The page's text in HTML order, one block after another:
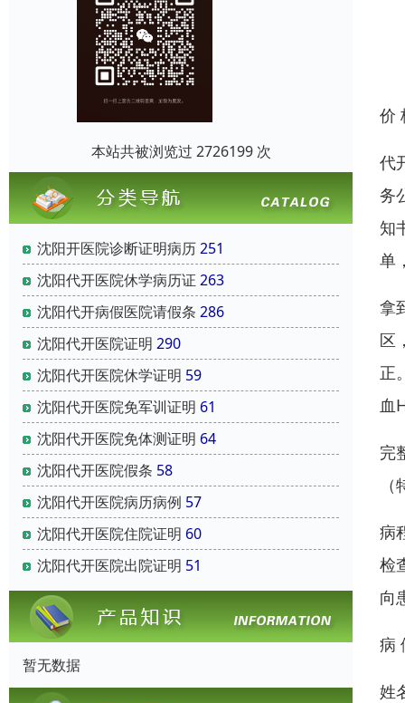
本站共被浏览过 2726199 次
沈阳开医院诊断证明病历251
沈阳代开医院休学病历证 263
沈阳代开病假医院请假条 286
沈阳代开医院证明 290
沈阳代开医院休学证明 59
沈阳代开医院免军训证明 61
沈阳代开医院免体测证明 64
沈阳代开医院假条 58
沈阳代开医院病历病例 57
沈阳代开医院住院证明 60
沈阳代开医院出院证明 51
暂无数据
价
代
务
知
单
拿
区
正
血
完
病
检
向
病
姓